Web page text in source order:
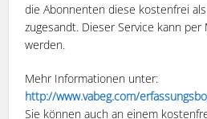
die Abonnenten diese kostenfrei als
zugesandt. Dieser Service kann
werden.
Mehr Informationen unter:
http://www.vabeg.com/
Sie können auch an einem